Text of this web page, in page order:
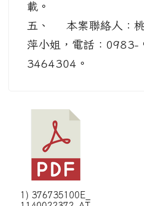
載。
五、 本案聯絡人：桃
萍小姐，電話：
3464304。
1) 376735100E_